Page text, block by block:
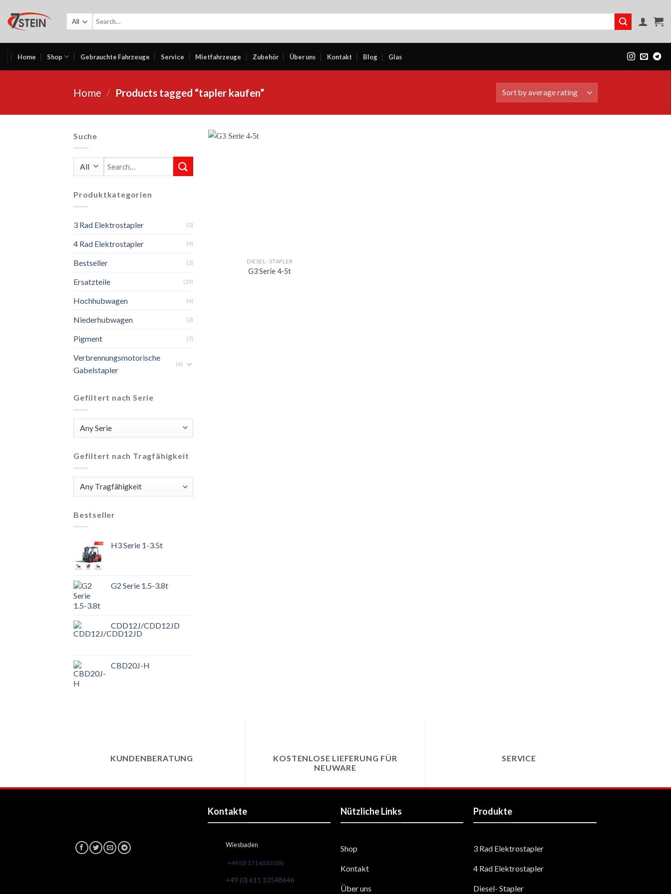
content
Search
Home Shop Gebrauchte Fahrzeuge Service Mietfahrzeuge Zubehör Über uns Kontakt Blog Glas
Home / Products tagged “tapler kaufen”
Suche
Search
for:
Produktkategorien
3 Rad Elektrostapler (2)
4 Rad Elektrostapler (9)
Bestseller (3)
Ersatzteile (29)
Hochhubwagen (6)
Niederhubwagen (3)
Pigment (7)
Verbrennungsmotorische
Gabelstapler
(4)
Gefiltert nach Serie
Gefiltert nach Tragfähigkeit
Bestseller
H3 Serie 1-3.5t
G2 Serie 1.5-3.8t
CDD12J/CDD12JD
CBD20J-H
DIESEL- STAPLER
G3 Serie 4-5t
KUNDENBERATUNG
KOSTENLOSE LIEFERUNG FÜR
NEUWARE
SERVICE
Kontakte
Wiesbaden
+49 (0) 171 6532100
+49 (0) 611 33548646
Nützliche Links
Shop
Kontakt
Über uns
Produkte
3 Rad Elektrostapler
4 Rad Elektrostapler
Diesel- Stapler